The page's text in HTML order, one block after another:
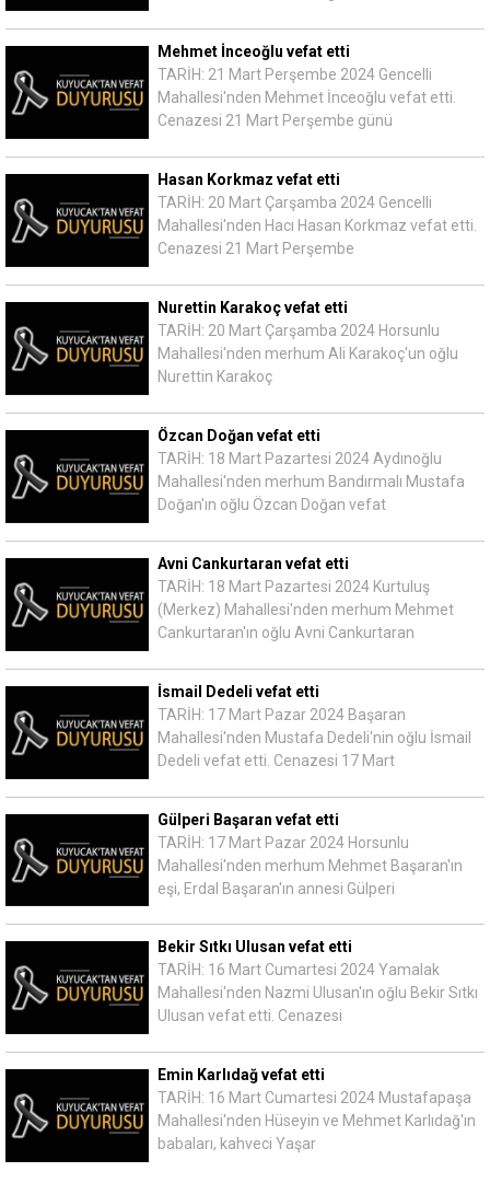
Mehmet İnceoğlu vefat etti
TARİH: 21 Mart Perşembe 2024 Gencelli
Mahallesi'nden Mehmet İnceoğlu vefat etti.
Cenazesi 21 Mart Perşembe günü
Hasan Korkmaz vefat etti
TARİH: 20 Mart Çarşamba 2024 Gencelli
Mahallesi'nden Hacı Hasan Korkmaz vefat etti.
Cenazesi 21 Mart Perşembe
Nurettin Karakoç vefat etti
TARİH: 20 Mart Çarşamba 2024 Horsunlu
Mahallesi'nden merhum Ali Karakoç'un oğlu
Nurettin Karakoç
Özcan Doğan vefat etti
TARİH: 18 Mart Pazartesi 2024 Aydınoğlu
Mahallesi'nden merhum Bandırmalı Mustafa
Doğan'ın oğlu Özcan Doğan vefat
Avni Cankurtaran vefat etti
TARİH: 18 Mart Pazartesi 2024 Kurtuluş
(Merkez) Mahallesi'nden merhum Mehmet
Cankurtaran'ın oğlu Avni Cankurtaran
İsmail Dedeli vefat etti
TARİH: 17 Mart Pazar 2024 Başaran
Mahallesi'nden Mustafa Dedeli'nin oğlu İsmail
Dedeli vefat etti. Cenazesi 17 Mart
Gülperi Başaran vefat etti
TARİH: 17 Mart Pazar 2024 Horsunlu
Mahallesi'nden merhum Mehmet Başaran'ın
eşi, Erdal Başaran'ın annesi Gülperi
Bekir Sıtkı Ulusan vefat etti
TARİH: 16 Mart Cumartesi 2024 Yamalak
Mahallesi'nden Nazmi Ulusan'ın oğlu Bekir Sıtkı
Ulusan vefat etti. Cenazesi
Emin Karlıdağ vefat etti
TARİH: 16 Mart Cumartesi 2024 Mustafapaşa
Mahallesi'nden Hüseyin ve Mehmet Karlıdağ'ın
babaları, kahveci Yaşar